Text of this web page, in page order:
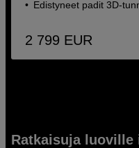
Edistyneet padit 3D-
2 799 EUR
Ratkaisuja